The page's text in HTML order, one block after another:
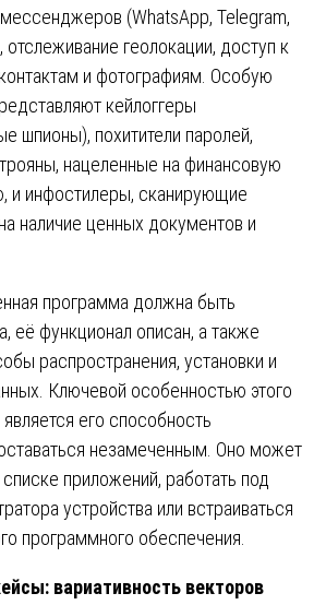
(WhatsApp, Telegram,
отслеживание геолокации, доступ к
и фотографиям. Особую
кейлоггеры
шпионы), похитители паролей,
нацеленные на финансовую
и инфостилеры, сканирующие
наличие ценных документов и
программа должна быть
её функционал описан, а также
распространения, установки и
Ключевой особенностью этого
его способность
незамеченным. Оно может
приложений, работать под
устройства или встраиваться
программного обеспечения.
вариативность векторов